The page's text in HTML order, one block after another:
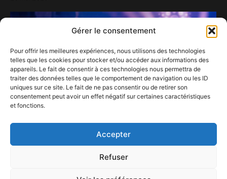
Gérer le consentement
Pour offrir les meilleures expériences, nous utilisons des technologies
telles que les cookies pour stocker et/ou accéder aux informations des
appareils. Le fait de consentir à ces technologies nous permettra de
traiter des données telles que le comportement de navigation ou les ID
uniques sur ce site. Le fait de ne pas consentir ou de retirer son
consentement peut avoir un effet négatif sur certaines caractéristiques
et fonctions.
Accepter
Refuser
20 septembre 2024